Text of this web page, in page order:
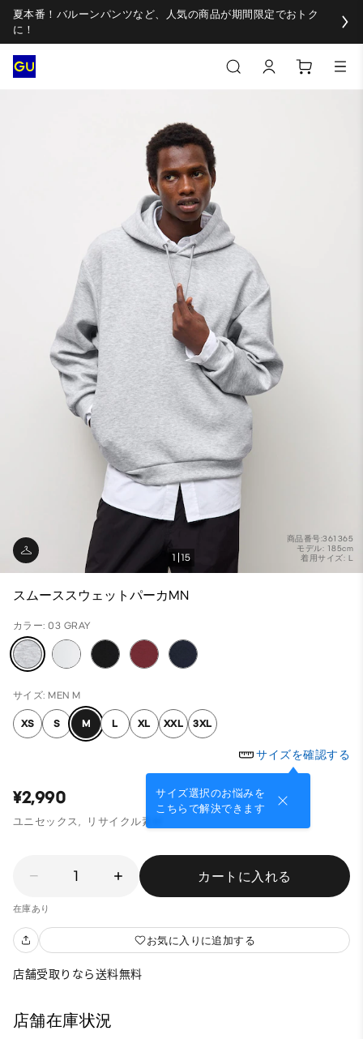
夏本番！バルーンパンツなど、人気の商品が期間限定でおトク
に！
商品番号:361365
モデル: 185cm
着用サイズ: L
1 15
スムーススウェットパーカMN
カラー: 03 GRAY
サイズ: MEN M
XS S M L XL XXL 3XL
サイズを確認する
サイズ選択のお悩みを
こちらで解決できます
¥2,990
ユニセックス, リサイクル素材
1 カートに入れる
在庫あり
お気に入りに追加する
店舗受取りなら送料無料
店舗在庫状況